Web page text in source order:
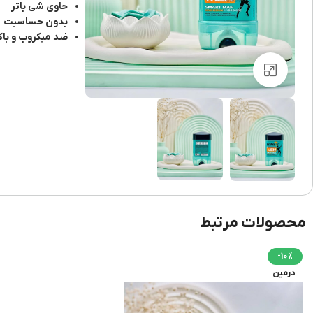
برای بزرگنمایی کلیک کنید
حاوی شی باتر
بدون حساسیت
ضد میکروب و
محصولات مرتبط
-10%
درمین